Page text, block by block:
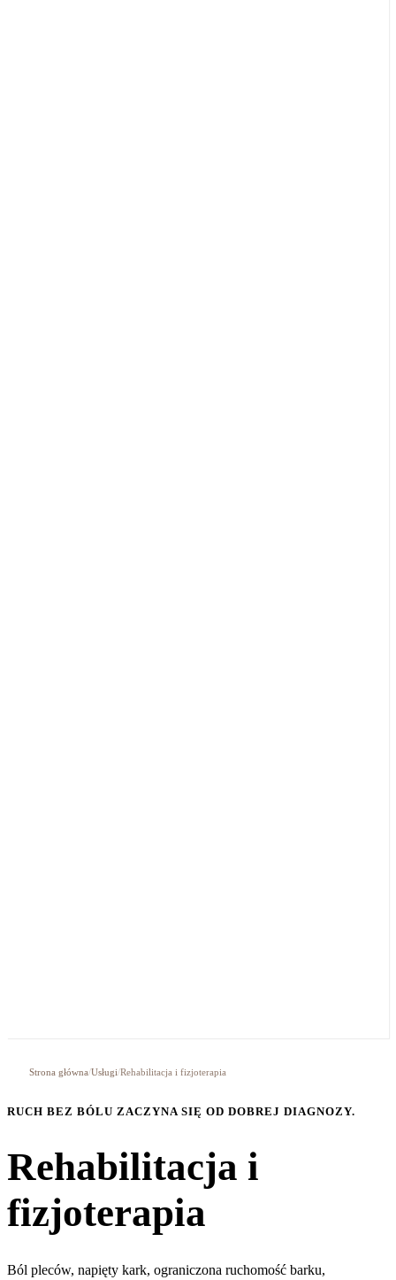
Strona główna/Usługi/Rehabilitacja i fizjoterapia
RUCH BEZ BÓLU ZACZYNA SIĘ OD DOBREJ DIAGNOZY.
Rehabilitacja i
fizjoterapia
Ból pleców, napięty kark, ograniczona ruchomość barku,